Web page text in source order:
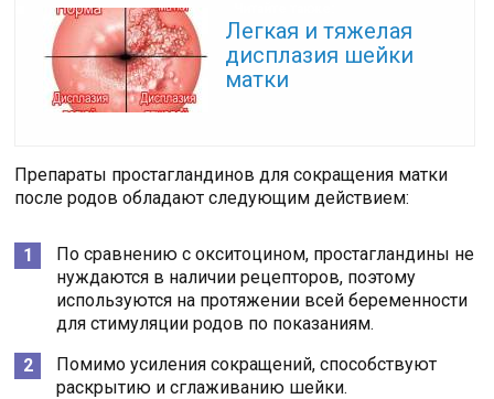
Легкая и тяжелая
дисплазия шейки
матки
Препараты простагландинов для сокращения матки
после родов обладают следующим действием:
По сравнению с окситоцином, простагландины не
нуждаются в наличии рецепторов, поэтому
используются на протяжении всей беременности
для стимуляции родов по показаниям.
Помимо усиления сокращений, способствуют
раскрытию и сглаживанию шейки.